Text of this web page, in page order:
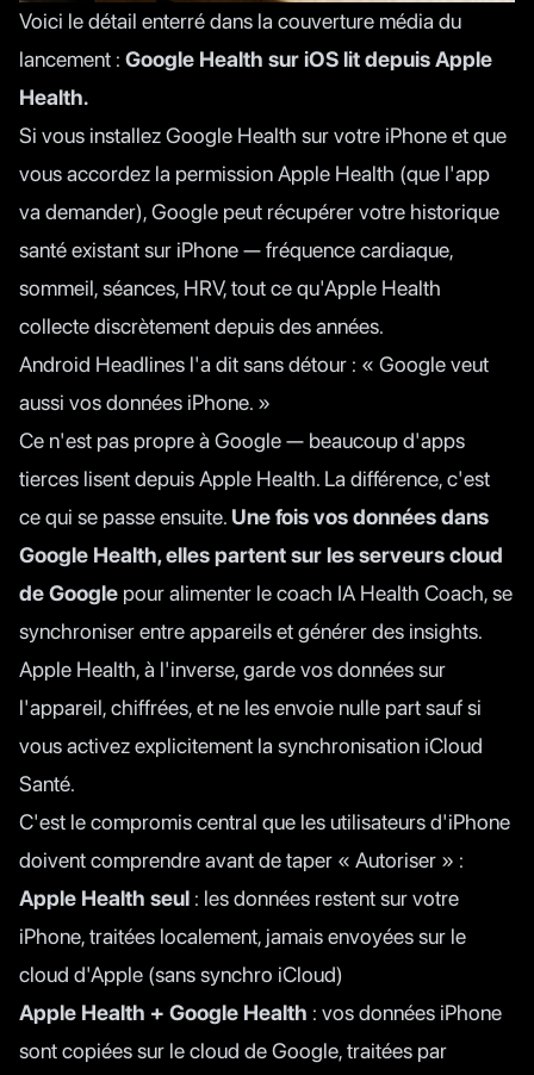
Voici le détail enterré dans la couverture média du
lancement : Google Health sur iOS lit depuis Apple
Health.
Si vous installez Google Health sur votre iPhone et que
vous accordez la permission Apple Health (que l'app
va demander), Google peut récupérer votre historique
santé existant sur iPhone — fréquence cardiaque,
sommeil, séances, HRV, tout ce qu'Apple Health
collecte discrètement depuis des années.
Android Headlines l'a dit sans détour : « Google veut
aussi vos données iPhone. »
Ce n'est pas propre à Google — beaucoup d'apps
tierces lisent depuis Apple Health. La différence, c'est
ce qui se passe ensuite. Une fois vos données dans
Google Health, elles partent sur les serveurs cloud
de Google pour alimenter le coach IA Health Coach, se
synchroniser entre appareils et générer des insights.
Apple Health, à l'inverse, garde vos données sur
l'appareil, chiffrées, et ne les envoie nulle part sauf si
vous activez explicitement la synchronisation iCloud
Santé.
C'est le compromis central que les utilisateurs d'iPhone
doivent comprendre avant de taper « Autoriser » :
Apple Health seul : les données restent sur votre
iPhone, traitées localement, jamais envoyées sur le
cloud d'Apple (sans synchro iCloud)
Apple Health + Google Health : vos données iPhone
sont copiées sur le cloud de Google, traitées par